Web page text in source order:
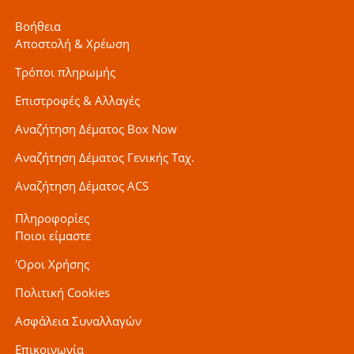
Βοήθεια
Αποστολή & Χρέωση
Τρόποι πληρωμής
Επιστροφές & Αλλαγές
Αναζήτηση Δέματος Box Now
Αναζήτηση Δέματος Γενικής Ταχ.
Αναζήτηση Δέματος ACS
Πληροφορίες
Ποιοι είμαστε
'Οροι Χρήσης
Πολιτική Cookies
Ασφάλεια Συναλλαγών
Επικοινωνία